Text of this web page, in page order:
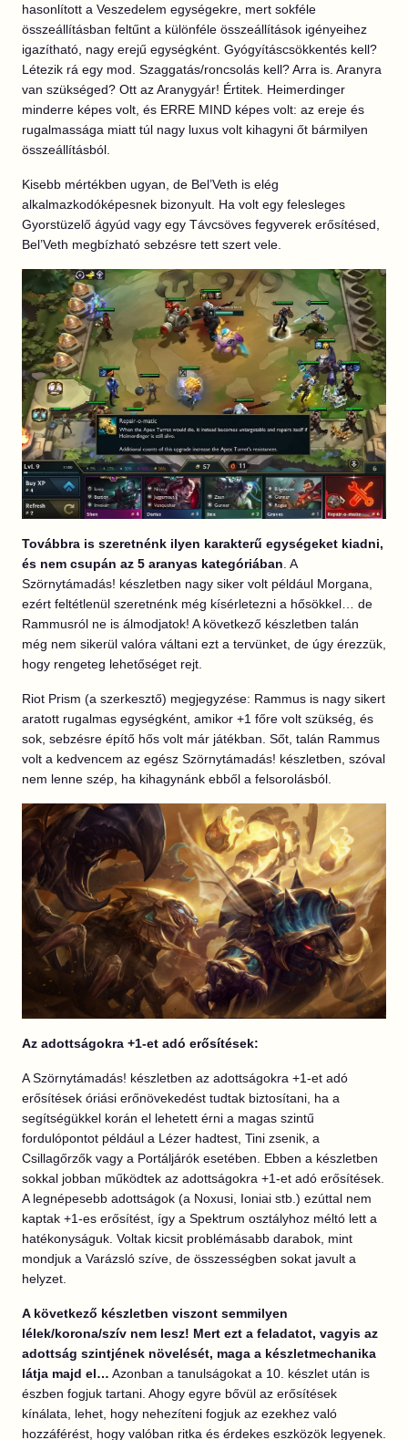
hasonlított a Veszedelem egységekre, mert sokféle
összeállításban feltűnt a különféle összeállítások igényeihez
igazítható, nagy erejű egységként. Gyógyításcsökkentés kell?
Létezik rá egy mod. Szaggatás/roncsolás kell? Arra is. Aranyra
van szükséged? Ott az Aranygyár! Értitek. Heimerdinger
minderre képes volt, és ERRE MIND képes volt: az ereje és
rugalmassága miatt túl nagy luxus volt kihagyni őt bármilyen
összeállításból.
Kisebb mértékben ugyan, de Bel’Veth is elég
alkalmazkodóképesnek bizonyult. Ha volt egy felesleges
Gyorstüzelő ágyúd vagy egy Távcsöves fegyverek erősítésed,
Bel’Veth megbízható sebzésre tett szert vele.
Továbbra is szeretnénk ilyen karakterű egységeket kiadni,
és nem csupán az 5 aranyas kategóriában. A
Szörnytámadás! készletben nagy siker volt például Morgana,
ezért feltétlenül szeretnénk még kísérletezni a hősökkel… de
Rammusról ne is álmodjatok! A következő készletben talán
még nem sikerül valóra váltani ezt a tervünket, de úgy érezzük,
hogy rengeteg lehetőséget rejt.
Riot Prism (a szerkesztő) megjegyzése: Rammus is nagy sikert
aratott rugalmas egységként, amikor +1 főre volt szükség, és
sok, sebzésre építő hős volt már játékban. Sőt, talán Rammus
volt a kedvencem az egész Szörnytámadás! készletben, szóval
nem lenne szép, ha kihagynánk ebből a felsorolásból.
Az adottságokra +1-et adó erősítések:
A Szörnytámadás! készletben az adottságokra +1-et adó
erősítések óriási erőnövekedést tudtak biztosítani, ha a
segítségükkel korán el lehetett érni a magas szintű
fordulópontot például a Lézer hadtest, Tini zsenik, a
Csillagőrzők vagy a Portáljárók esetében. Ebben a készletben
sokkal jobban működtek az adottságokra +1-et adó erősítések.
A legnépesebb adottságok (a Noxusi, Ioniai stb.) ezúttal nem
kaptak +1-es erősítést, így a Spektrum osztályhoz méltó lett a
hatékonyságuk. Voltak kicsit problémásabb darabok, mint
mondjuk a Varázsló szíve, de összességben sokat javult a
helyzet.
A következő készletben viszont semmilyen
lélek/korona/szív nem lesz! Mert ezt a feladatot, vagyis az
adottság szintjének növelését, maga a készletmechanika
látja majd el… Azonban a tanulságokat a 10. készlet után is
észben fogjuk tartani. Ahogy egyre bővül az erősítések
kínálata, lehet, hogy nehezíteni fogjuk az ezekhez való
hozzáférést, hogy valóban ritka és érdekes eszközök legyenek.